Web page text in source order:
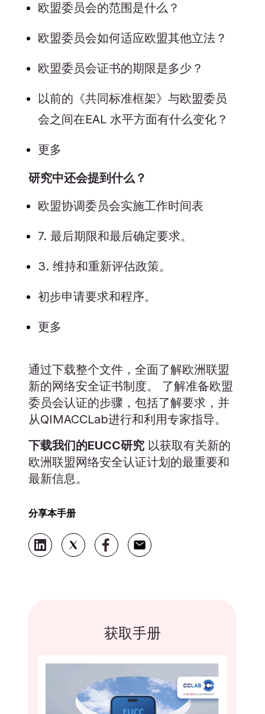
欧盟委员会的范围是什么？
欧盟委员会如何适应欧盟其他立法？
欧盟委员会证书的期限是多少？
以前的《共同标准框架》与欧盟委员
会之间在EAL 水平方面有什么变化？
更多
研究中还会提到什么？
欧盟协调委员会实施工作时间表
7. 最后期限和最后确定要求。
3. 维持和重新评估政策。
初步申请要求和程序。
更多
通过下载整个文件，全面了解欧洲联盟
新的网络安全证书制度。 了解准备欧盟
委员会认证的步骤，包括了解要求，并
从QIMACCLab进行和利用专家指导。
下载我们的EUCC研究 以获取有关新的
欧洲联盟网络安全认证计划的最重要和
最新信息。
分享本手册
获取手册